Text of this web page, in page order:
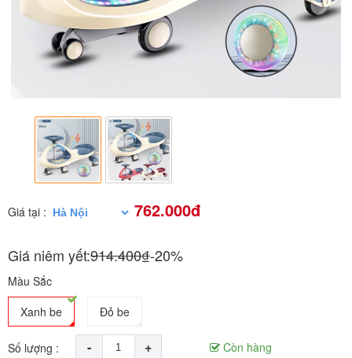
Giá tại : 762.000đ
Giá niêm yết:914.400₫-20%
Màu Sắc
Xanh be
Đỏ be
Số lượng : - +
Còn hàng